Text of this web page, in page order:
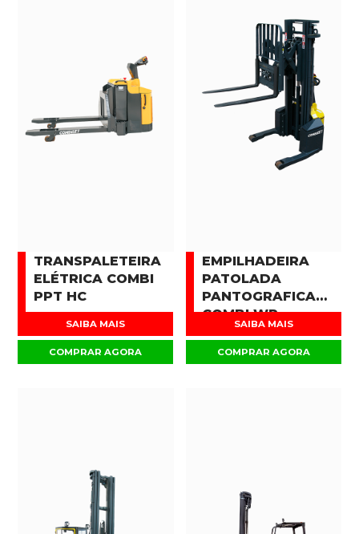
TRANSPALETEIRA
ELÉTRICA COMBI
PPT HC
SAIBA MAIS
COMPRAR AGORA
EMPILHADEIRA
PATOLADA
PANTOGRAFICA
COMBI WR
SAIBA MAIS
COMPRAR AGORA